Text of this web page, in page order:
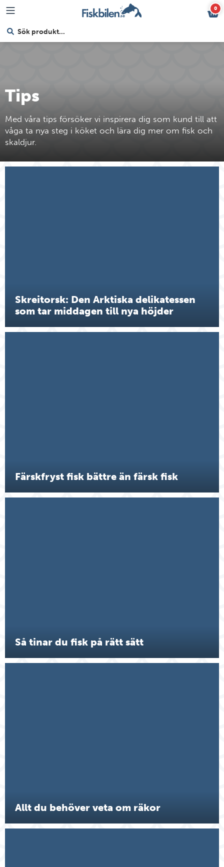
0
Tips
Med våra tips försöker vi inspirera dig som kund till att
våga ta nya steg i köket och lära dig mer om fisk och
skaldjur.
Skreitorsk: Den Arktiska delikatessen
som tar middagen till nya höjder
Färskfryst fisk bättre än färsk fisk
Så tinar du fisk på rätt sätt
Allt du behöver veta om räkor